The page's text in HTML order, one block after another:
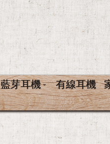
藍芽耳機 有線耳機